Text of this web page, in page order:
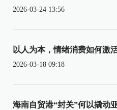
2026-03-24 13:56
以人为本，情绪消费如何激
2026-03-18 09:18
海南自贸港“封关”何以撬动